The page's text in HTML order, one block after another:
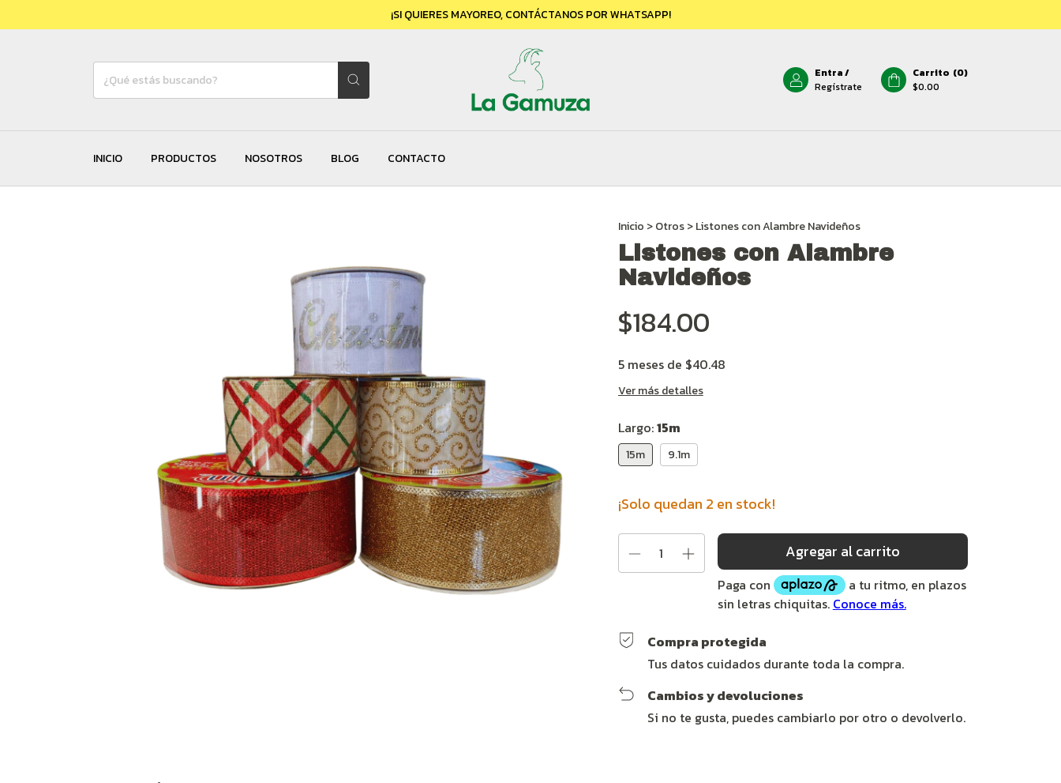
¡SI QUIERES MAYOREO, CONTÁCTANOS POR WHATSAPP!
Entra/
Regístrate
Carrito (0)
$0.00
INICIO PRODUCTOS NOSOTROS BLOG CONTACTO
Inicio > Otros > Listones con Alambre Navideños
Listones con Alambre
Navideños
$184.00
5 meses de $40.48
Ver más detalles
Largo:15m
15m 9.1m
¡Solo quedan 2 en stock!
Compra protegida
Tus datos cuidados durante toda la compra.
Cambios y devoluciones
Si no te gusta, puedes cambiarlo por otro o devolverlo.